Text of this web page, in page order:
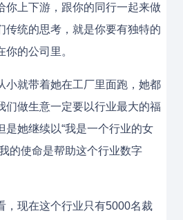
你上下游，跟你的同行一起来做
传统的思考，就是你要有独特的
的公司里。
小就带着她在工厂里面跑，她都
们做生意一定要以行业最大的福
是她继续以“我是一个行业的女
的使命是帮助这个行业数字
，现在这个行业只有5000名裁